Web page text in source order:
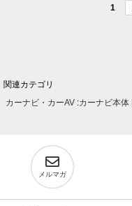
1
関連カテゴリ
カーナビ・カーAV :カーナビ本体
メルマガ